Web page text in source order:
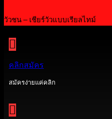
วัวชน – เชียร์วัวแบบเรียลไทม์
คลิกสมัคร
สมัครง่ายแค่คลิก